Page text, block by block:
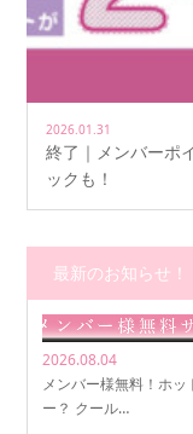
2026.01.31
終了｜メンバーポ
ックも！
最新のお知らせ！
2026.08.04
メンバー様無料！ホッ
ー？ クール…